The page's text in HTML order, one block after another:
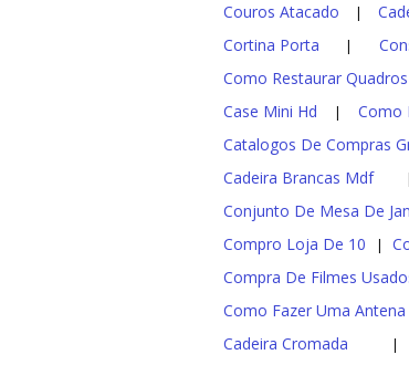
Couros Atacado |
Cortina Porta |
Como Restaurar Quadros
Case Mini Hd | Como
Catalogos De Compras
Cadeira Brancas Mdf
Conjunto De Mesa De
Compro Loja De 10 |
Compra De Filmes
Como Fazer Uma
Cadeira Cromada